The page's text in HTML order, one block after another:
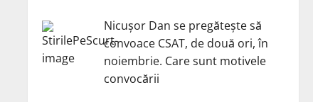
Nicuşor Dan se pregăteşte să
convoace CSAT, de două ori, în
noiembrie. Care sunt motivele
convocării